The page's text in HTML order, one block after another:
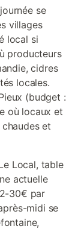
se
villages
local si
producteurs
cidres
locales.
(budget :
où locaux et
et
Local, table
actuelle
30€ par
midi se